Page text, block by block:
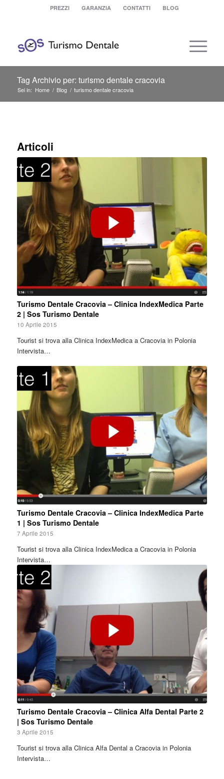
PREZZI GARANZIA CONTATTI BLOG
Tag Archivio per: turismo dentale cracovia
Sei in: Home / Blog / turismo dentale cracovia
Articoli
Turismo Dentale Cracovia – Clinica IndexMedica Parte
2 | Sos Turismo Dentale
10 Aprile 2015
Tourist si trova alla Clinica IndexMedica a Cracovia in Polonia
Intervista…
Turismo Dentale Cracovia – Clinica IndexMedica Parte
1 | Sos Turismo Dentale
7 Aprile 2015
Tourist si trova alla Clinica IndexMedica a Cracovia in Polonia
Intervista…
Turismo Dentale Cracovia – Clinica Alfa Dental Parte 2
| Sos Turismo Dentale
3 Aprile 2015
Tourist si trova alla Clinica Alfa Dental a Cracovia in Polonia
Intervista…